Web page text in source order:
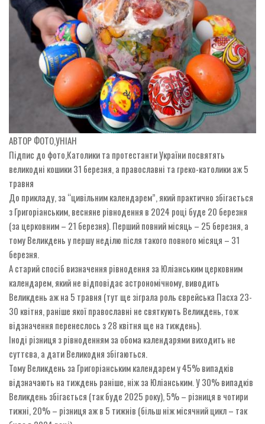
АВТОР ФОТО,УНІАН
Підпис до фото,Католики та протестанти України посвятять
великодні кошики 31 березня, а православні та греко-католики аж 5
травня
До прикладу, за “цивільним календарем”, який практично збігається
з Григоріанським, весняне рівнодення в 2024 році буде 20 березня
(за церковним – 21 березня). Перший повний місяць – 25 березня, а
тому Великдень у першу неділю після такого повного місяця – 31
березня.
А старий спосіб визначення рівнодення за Юліанським церковним
календарем, який не відповідає астрономічному, виводить
Великдень аж на 5 травня (тут ще зіграла роль єврейська Пасха 23-
30 квітня, раніше якої православні не святкують Великдень, тож
відзначення перенеслось з 28 квітня ще на тиждень).
Іноді різниця з рівноденням за обома календарями виходить не
суттєва, а дати Великодня збігаються.
Тому Великдень за Григоріанським календарем у 45% випадків
відзначають на тиждень раніше, ніж за Юліанським. У 30% випадків
Великдень збігається (так буде 2025 року), 5% – різниця в чотири
тижні, 20% – різниця аж в 5 тижнів (більш ніж місячний цикл – так